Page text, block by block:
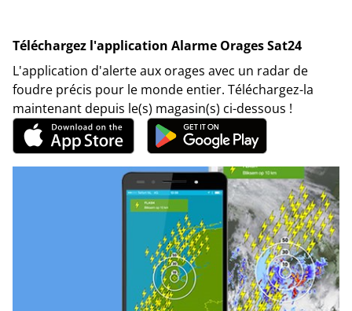
Téléchargez l'application Alarme Orages Sat24
L'application d'alerte aux orages avec un radar de
foudre précis pour le monde entier. Téléchargez-la
maintenant depuis le(s) magasin(s) ci-dessous !